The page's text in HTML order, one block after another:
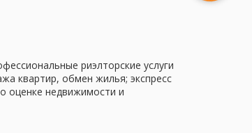
риэлторские услуги
квартир, обмен жилья; экспресс
оценке недвижимости и